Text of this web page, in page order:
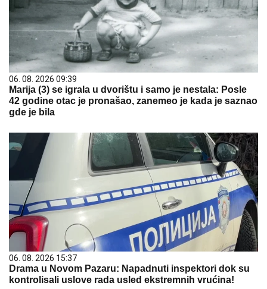
06. 08. 2026 09:39
Marija (3) se igrala u dvorištu i samo je nestala: Posle
42 godine otac je pronašao, zanemeo je kada je saznao
gde je bila
06. 08. 2026 15:37
Drama u Novom Pazaru: Napadnuti inspektori dok su
kontrolisali uslove rada usled ekstremnih vrućina!